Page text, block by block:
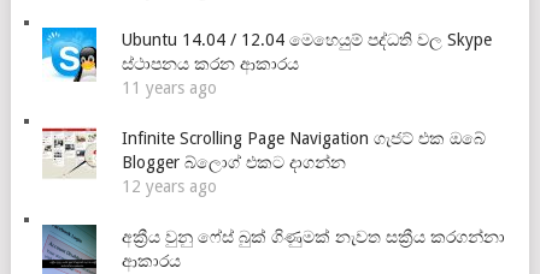
Ubuntu 14.04 / 12.04 මෙහෙයුම් පද්ධති වල Skype
ස්ථාපනය කරන ආකාරය
11 years ago
Infinite Scrolling Page Navigation ගැජට් එක ඔබේ
Blogger බ්ලොග් එකට දාගන්න
12 years ago
අක්‍රීය වුනු ෆේස් බුක් ගිණුමක් නැවත සක්‍රීය කරගන්නා
ආකාරය